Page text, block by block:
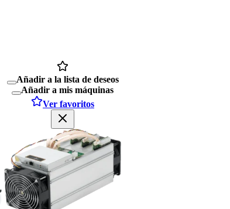
Añadir a la lista de deseos
Añadir a mis máquinas
Ver favoritos